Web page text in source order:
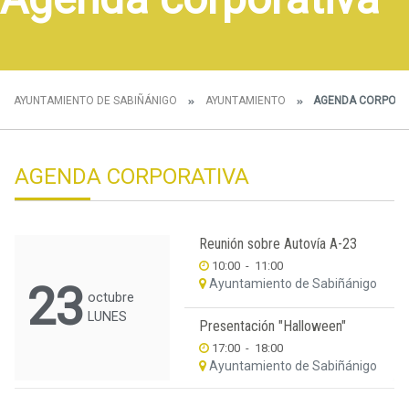
AYUNTAMIENTO DE SABIÑÁNIGO AYUNTAMIENTO AGENDA
AGENDA CORPORATIVA
23 octubre
LUNES
Reunión sobre Autovía A-23
10:00 - 11:00
Ayuntamiento de Sabiñánigo
Presentación "Halloween"
17:00 - 18:00
Ayuntamiento de Sabiñánigo